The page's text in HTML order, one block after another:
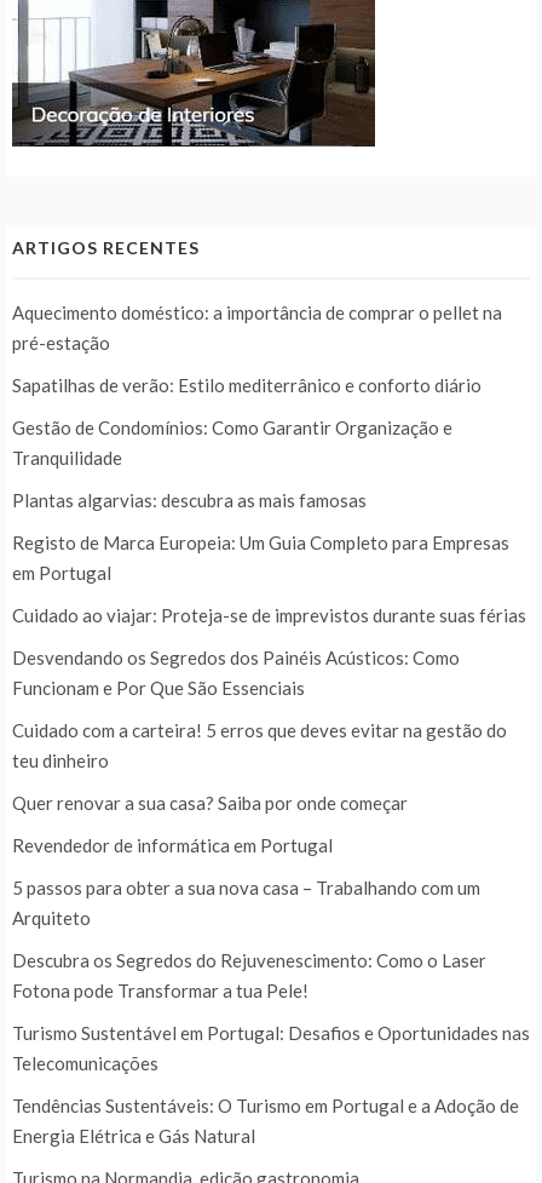
ARTIGOS RECENTES
Aquecimento doméstico: a importância de comprar o pellet na
pré-estação
Sapatilhas de verão: Estilo mediterrânico e conforto diário
Gestão de Condomínios: Como Garantir Organização e
Tranquilidade
Plantas algarvias: descubra as mais famosas
Registo de Marca Europeia: Um Guia Completo para Empresas
em Portugal
Cuidado ao viajar: Proteja-se de imprevistos durante suas férias
Desvendando os Segredos dos Painéis Acústicos: Como
Funcionam e Por Que São Essenciais
Cuidado com a carteira! 5 erros que deves evitar na gestão do
teu dinheiro
Quer renovar a sua casa? Saiba por onde começar
Revendedor de informática em Portugal
5 passos para obter a sua nova casa – Trabalhando com um
Arquiteto
Descubra os Segredos do Rejuvenescimento: Como o Laser
Fotona pode Transformar a tua Pele!
Turismo Sustentável em Portugal: Desafios e Oportunidades nas
Telecomunicações
Tendências Sustentáveis: O Turismo em Portugal e a Adoção de
Energia Elétrica e Gás Natural
Turismo na Normandia, edição gastronomia